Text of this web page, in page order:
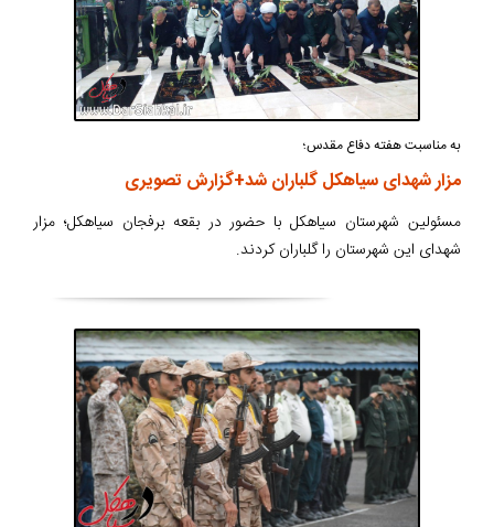
به مناسبت هفته دفاع مقدس؛
مزار شهدای سیاهکل گلباران شد+گزارش تصویری
مسئولین شهرستان سیاهکل با حضور در بقعه برفجان سیاهکل؛ مزار
شهدای این شهرستان را گلباران کردند.